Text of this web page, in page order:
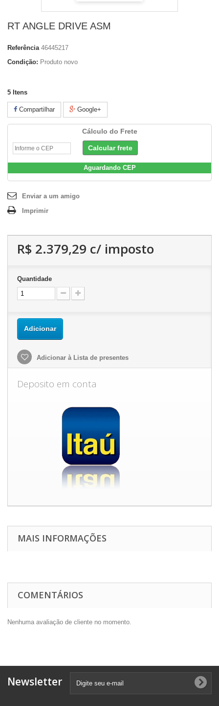
RT ANGLE DRIVE ASM
Referência 46445217
Condição: Produto novo
5 Itens
Compartilhar Google+
Cálculo do Frete
Aguardando CEP
Enviar a um amigo
Imprimir
R$ 2.379,29 c/ imposto
Quantidade
Adicionar
Adicionar à Lista de presentes
Deposito em conta
MAIS INFORMAÇÕES
COMENTÁRIOS
Nenhuma avaliação de cliente no momento.
Newsletter